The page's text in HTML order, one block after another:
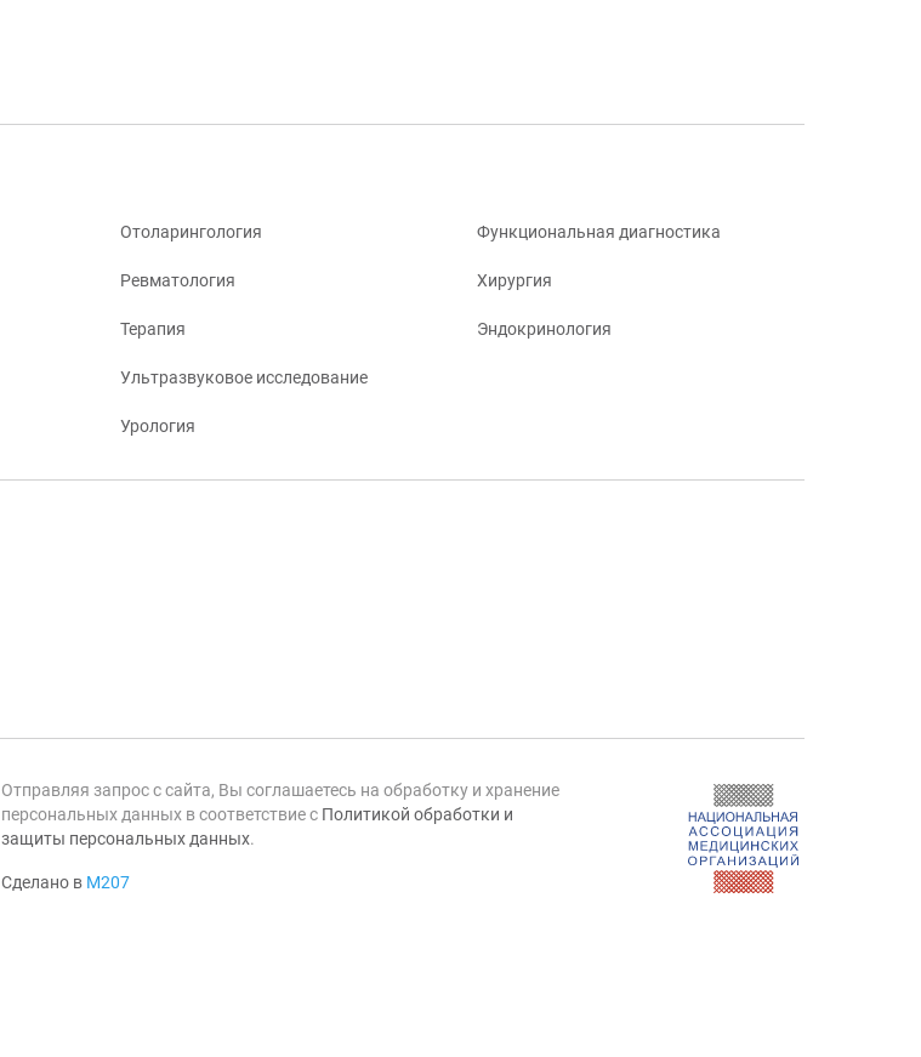
Отоларингология
Ревматология
Терапия
Ультразвуковое исследование
Урология
Функциональная диагностика
Хирургия
Эндокринология
Отправляя запрос с сайта, Вы соглашаетесь на обработку и хранение
персональных данных в соответствие с Политикой обработки и
защиты персональных данных.
Сделано в М207